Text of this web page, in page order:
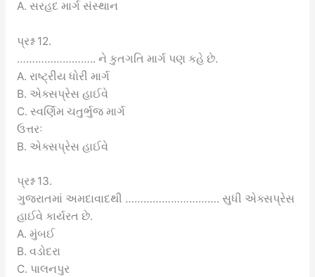
A. સરહદ માર્ગ સંસ્થાન
પ્રશ્ન 12.
…………………….. ને કુતગતિ માર્ગ પણ કહે છે.
A. રાષ્ટ્રીય ધોરી માર્ગ
B. એક્સપ્રેસ હાઈવે
C. સ્વર્ણિમ ચતુર્ભુજ માર્ગ
ઉત્તરઃ
B. એક્સપ્રેસ હાઈવે
પ્રશ્ન 13.
ગુજરાતમાં અમદાવાદથી …………………………. સુધી એક્સપ્રેસ
હાઈવે કાર્યરત છે.
A. મુંબઈ
B. વડોદરા
C. પાલનપુર